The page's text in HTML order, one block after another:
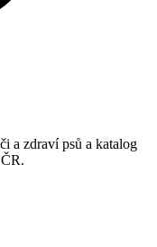
a zdraví psů a katalog